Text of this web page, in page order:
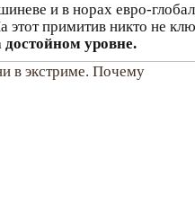
и в норах евро-
этот примитив никто не
достойном уровне.